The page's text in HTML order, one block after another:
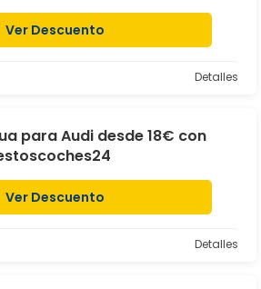
Ver Descuento
Detalles
para Audi desde 18€ con
Ver Descuento
Detalles